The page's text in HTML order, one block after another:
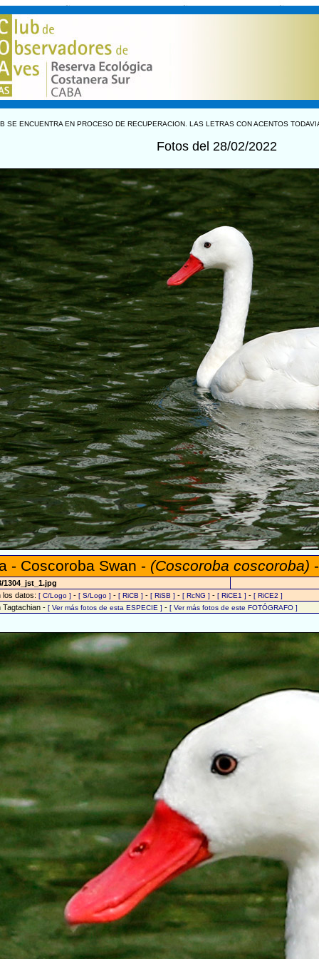
SE ENCUENTRA EN PROCESO DE RECUPERACION. LAS LETRAS CON ACENTOS
Fotos del 28/02/2022
- Coscoroba Swan - (Coscoroba coscoroba)
1304_jst_1.jpg
los datos: [ C/Logo ] - [ S/Logo ] - [ RiCB ] - [ RiSB ] - [ RcNG ] - [ RiCE1 ] - [ RiCE2 ]
Tagtachian - [ Ver más fotos de esta ESPECIE ] - [ Ver más fotos de este FOTÓGRAFO ]